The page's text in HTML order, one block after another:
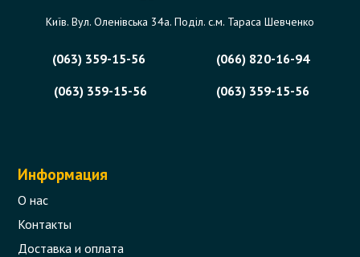
Київ. Вул. Оленівська 34а. Поділ. с.м. Тараса Шевченко
(063) 359-15-56
(066) 820-16-94
(063) 359-15-56
(063) 359-15-56
Информация
О нас
Контакты
Доставка и оплата